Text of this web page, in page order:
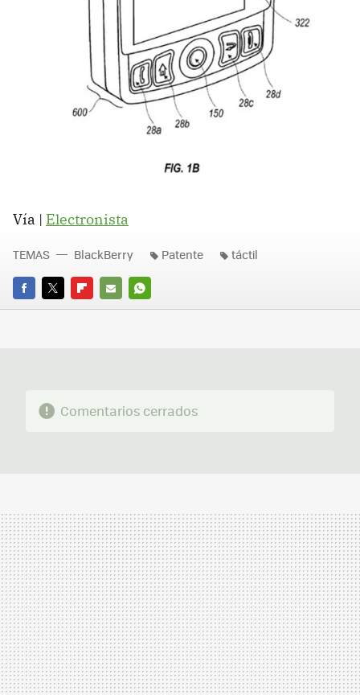
Vía | Electronista
FACEBOOK
TWITTERFLIPBOARD
E-
WHATSAPP
TEMAS BlackBerry Patente táctil
Comentarios cerrados